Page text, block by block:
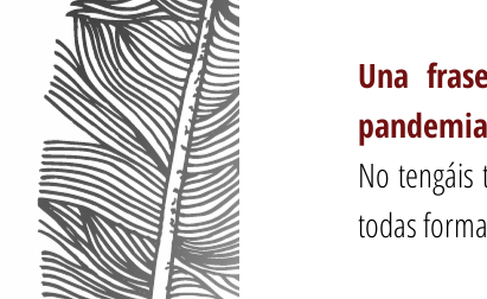
Una
No
todas